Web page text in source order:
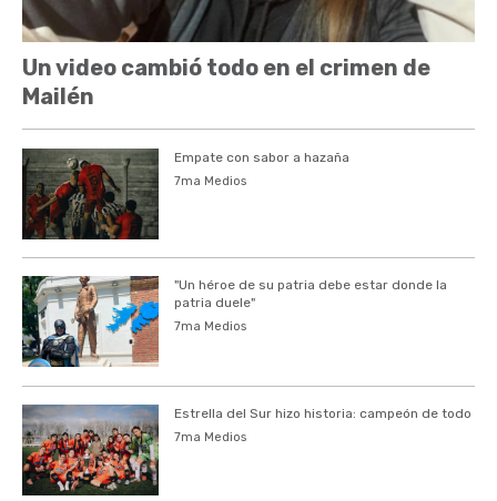
Un video cambió todo en el crimen de
Mailén
Empate con sabor a hazaña
7ma Medios
"Un héroe de su patria debe estar donde la
patria duele"
7ma Medios
Estrella del Sur hizo historia: campeón de todo
7ma Medios